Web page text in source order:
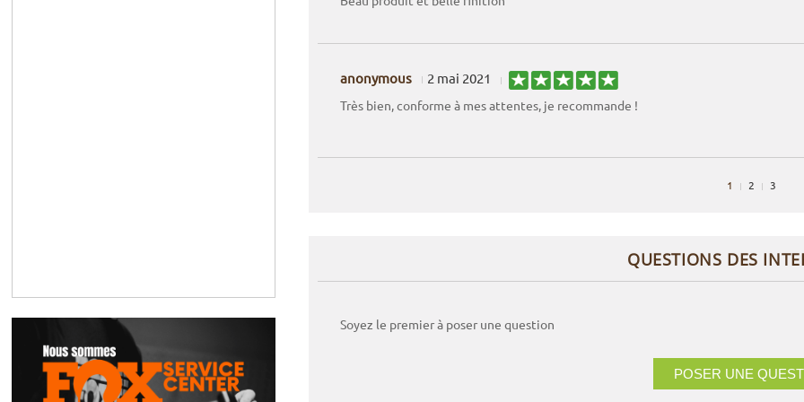
anonymous 2 mai 2021
Très bien, conforme à mes attentes, je recommande !
1 2 3
QUESTIONS DES
Soyez le premier à poser une question
POSER UNE